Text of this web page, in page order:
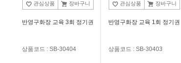
반영구화장 교육 3회 정기권
상품코드 : SB-30404
관심상품 장바구니
반영구화장 교육 1회 정기권
상품코드 : SB-30403
관심상품 장바구니